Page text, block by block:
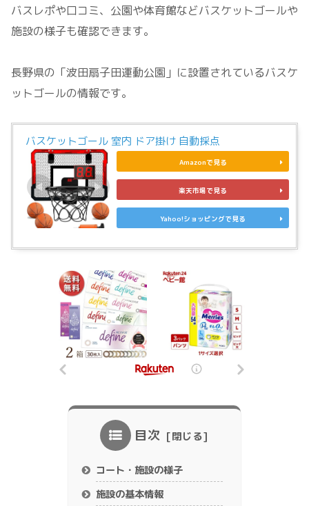
バスレポや口コミ、公園や体育館などバスケットゴールや
施設の様子も確認できます。
長野県の「波田扇子田運動公園」に設置されているバスケ
ットゴールの情報です。
バスケットゴール 室内 ドア掛け 自動採点
Amazonで見る
楽天市場で見る
Yahoo!ショッピングで見る
目次
コート・施設の様子
施設の基本情報